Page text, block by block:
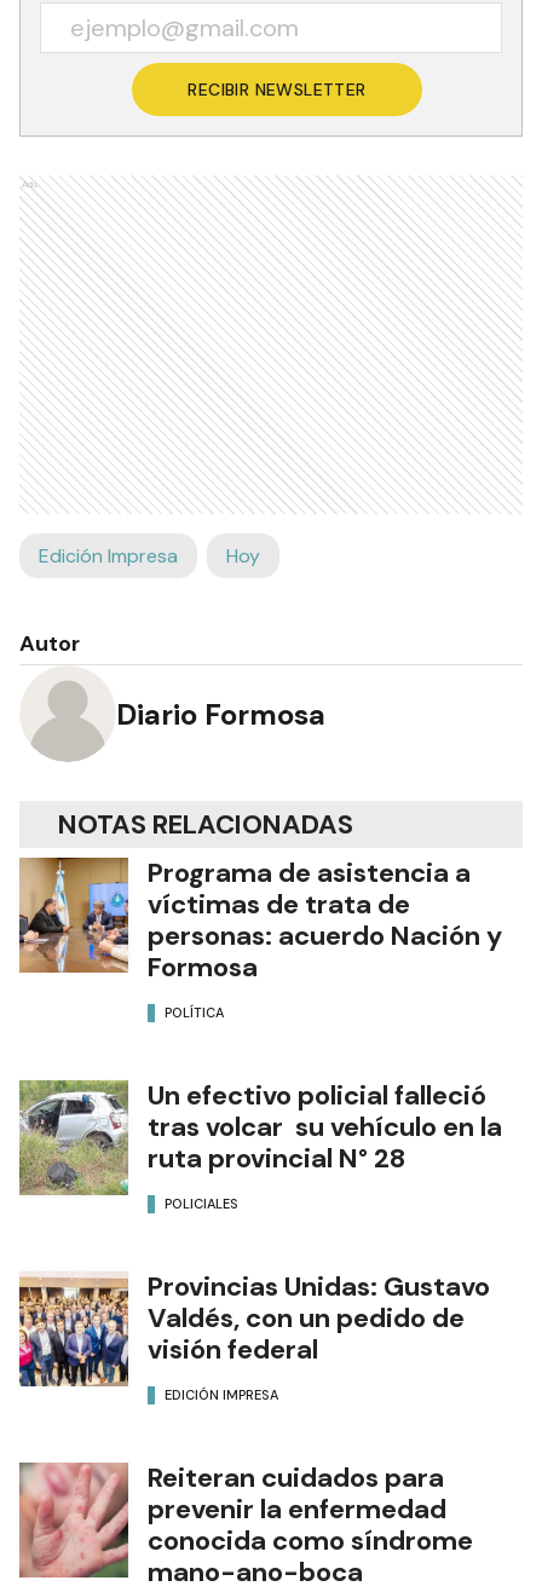
RECIBIR NEWSLETTER
Ads
Edición Impresa Hoy
Autor
Diario Formosa
NOTAS RELACIONADAS
Programa de asistencia a
víctimas de trata de
personas: acuerdo Nación y
Formosa
POLÍTICA
Un efectivo policial falleció
tras volcar su vehículo en la
ruta provincial N° 28
POLICIALES
Provincias Unidas: Gustavo
Valdés, con un pedido de
visión federal
EDICIÓN IMPRESA
Reiteran cuidados para
prevenir la enfermedad
conocida como síndrome
mano-ano-boca